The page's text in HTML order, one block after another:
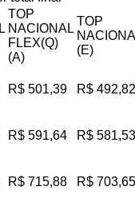
TOP
NACIONAL
FLEX(Q)
(A)
TOP
(E)
R$ 501,39 R$ 492,82
R$ 591,64 R$ 581,53
R$ 715,88 R$ 703,65